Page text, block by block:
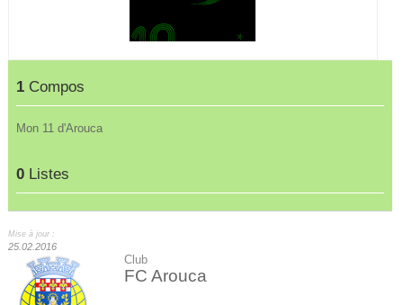
1 Compos
Mon 11 d'Arouca
0 Listes
Mise à jour :
25.02.2016
Club
FC Arouca